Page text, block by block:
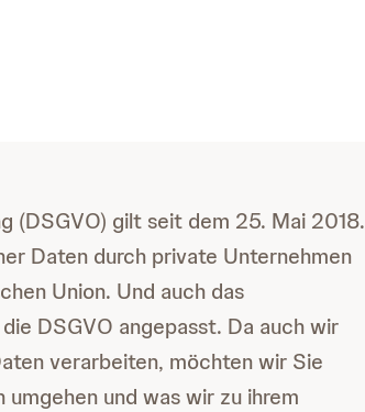
(DSGVO) gilt seit dem 25. Mai 2018.
Daten durch private Unternehmen
Union. Und auch das
DSGVO angepasst. Da auch wir
verarbeiten, möchten wir Sie
und was wir zu ihrem